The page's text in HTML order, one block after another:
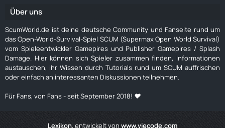
Über uns
ScumWorld.de ist deine deutsche Community und Fanseite rund um
das Open-World-Survival-Spiel SCUM (Supermax Open World Survival)
vom Spieleentwickler Gamepires und Publisher Gamepires / Splash
Damage. Hier können sich Spieler zusammen finden, Informationen
austauschen, ihr Wissen durch Tutorials rund um SCUM auffrischen
oder einfach an interessanten Diskussionen teilnehmen.
Für Fans, von Fans - seit September 2018! ❤️
Lexikon, entwickelt von www.viecode.com